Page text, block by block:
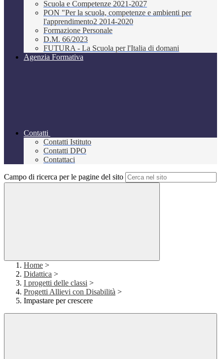
Scuola e Competenze 2021-2027
PON "Per la scuola, competenze e ambienti per
l'apprendimento2 2014-2020
Formazione Personale
D.M. 66/2023
FUTURA - La Scuola per l'Italia di domani
Agenzia Formativa
Contatti
Contatti Istituto
Contatti DPO
Contattaci
Campo di ricerca per le pagine del sito
Home >
Didattica >
I progetti delle classi >
Progetti Allievi con Disabilità >
Impastare per crescere